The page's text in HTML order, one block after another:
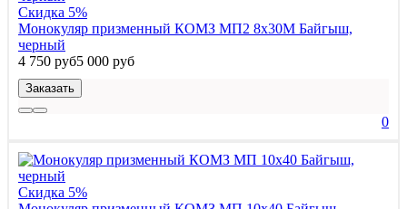
Скидка 5%
Монокуляр призменный КОМЗ МП2 8x30М Байгыш,
черный
4 750 руб5 000 руб
Заказать
0
Скидка 5%